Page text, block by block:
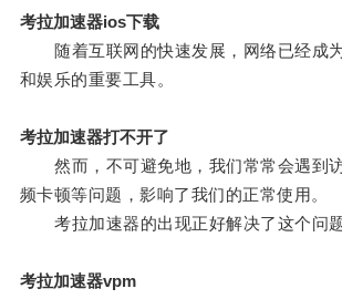
考拉加速器ios下载
随着互联网的快速发展，网络已经成
和娱乐的重要工具。
考拉加速器打不开了
然而，不可避免地，我们常常会遇到
频卡顿等问题，影响了我们的正常使用。
考拉加速器的出现正好解决了这个问题
考拉加速器vpm